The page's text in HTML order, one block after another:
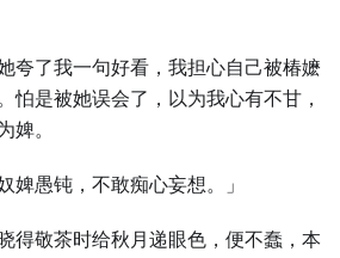
夸了我一句好看，我担心自己被椿嬷
怕是被她误会了，以为我心有不甘，
婢。
婢愚钝，不敢痴心妄想。」
得敬茶时给秋月递眼色，便不蠢，本